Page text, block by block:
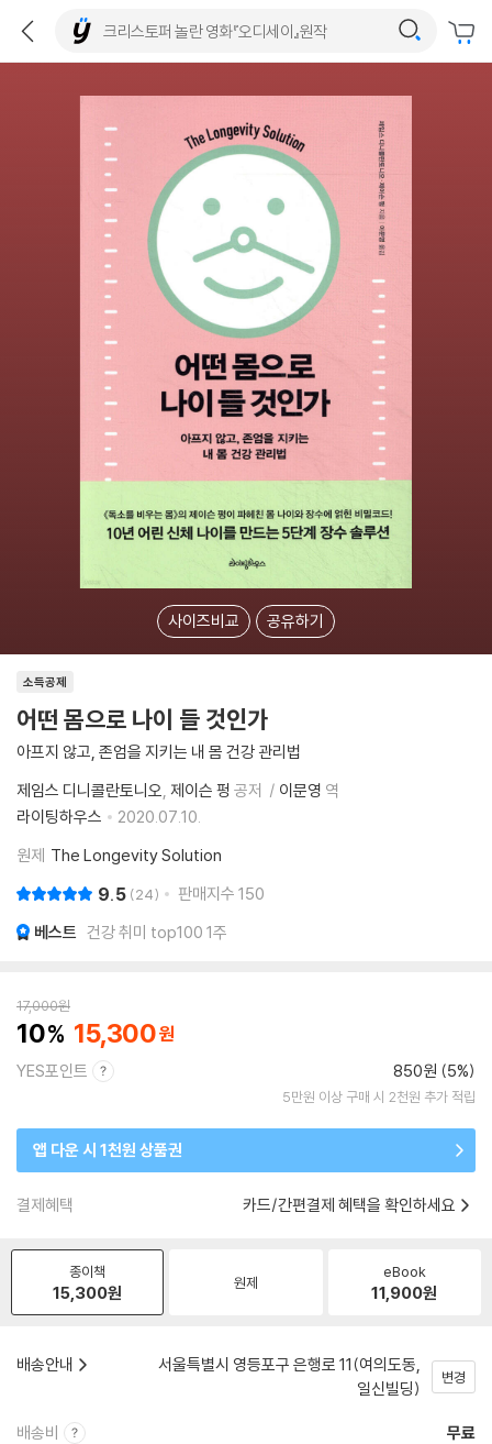
사이즈비교 공유하기
소득공제
어떤 몸으로 나이 들 것인가
아프지 않고, 존엄을 지키는 내 몸 건강 관리법
제임스 디니콜란토니오 제이슨 펑 공저 이문영 역
라이팅하우스
2020.07.10.
원제 The Longevity Solution
9.5 24 판매지수 150
베스트 건강 취미 top100 1주
17,000원
10 15,300
YES포인트 850원 (5%)
5만원 이상 구매 시 2천원 추가 적립
앱 다운 시 1천원 상품권
결제혜택 카드/간편결제 혜택을 확인하세요
종이책
15,300원 원제
eBook
11,900원
배송안내
서울특별시 영등포구 은행로 11(여의도동,
일신빌딩)
변경
배송비 무료